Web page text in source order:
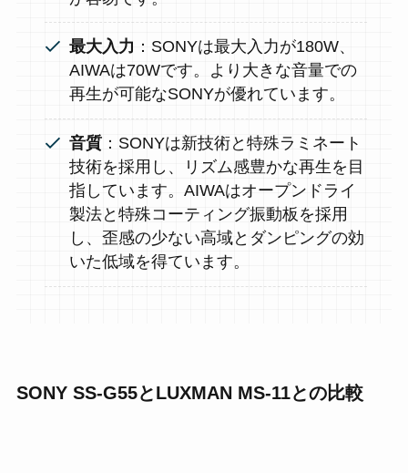
最大入力 ：SONYは最大入力が180W、
AIWAは70Wです。より大きな音量での
再生が可能なSONYが優れています。
音質 ：SONYは新技術と特殊ラミネート
技術を採用し、リズム感豊かな再生を目
指しています。AIWAはオープンドライ
製法と特殊コーティング振動板を採用
し、歪感の少ない高域とダンピングの効
いた低域を得ています。
SONY SS-G55とLUXMAN MS-11との比較